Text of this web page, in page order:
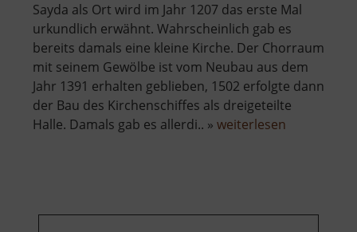
Sayda als Ort wird im Jahr 1207 das erste Mal
urkundlich erwähnt. Wahrscheinlich gab es
bereits damals eine kleine Kirche. Der Chorraum
mit seinem Gewölbe ist vom Neubau aus dem
Jahr 1391 erhalten geblieben, 1502 erfolgte dann
der Bau des Kirchenschiffes als dreigeteilte
Halle. Damals gab es allerdi.. » weiterlesen